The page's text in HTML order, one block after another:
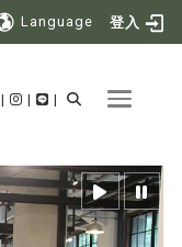
Language 登入
Toggle
| | |